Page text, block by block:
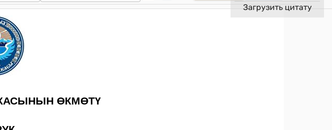
Загрузить цитату